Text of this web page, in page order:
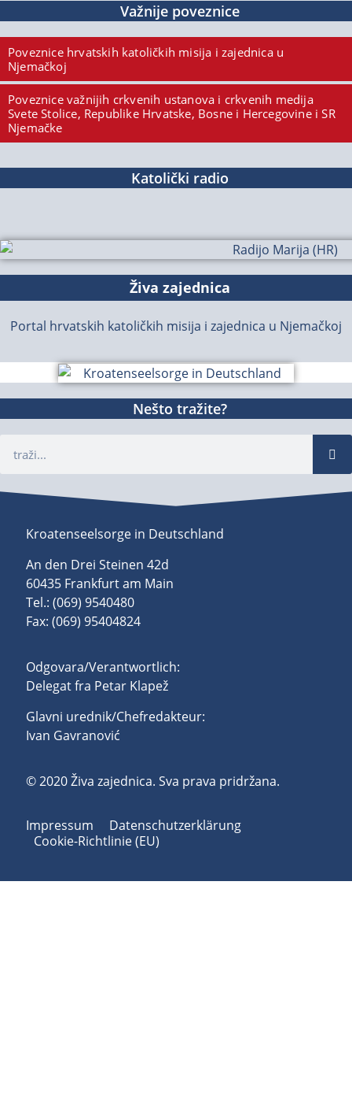
Važnije poveznice
Poveznice hrvatskih katoličkih misija i zajednica u
Njemačkoj
Poveznice važnijih crkvenih ustanova i crkvenih medija
Svete Stolice, Republike Hrvatske, Bosne i Hercegovine i SR
Njemačke
Katolički radio
Živa zajednica
Portal hrvatskih katoličkih misija i zajednica u Njemačkoj
Nešto tražite?
Kroatenseelsorge in Deutschland
An den Drei Steinen 42d
60435 Frankfurt am Main
Tel.: (069) 9540480
Fax: (069) 95404824
Odgovara/Verantwortlich:
Delegat fra Petar Klapež
Glavni urednik/Chefredakteur:
Ivan Gavranović
© 2020 Živa zajednica. Sva prava pridržana.
Impressum
Datenschutzerklärung
Cookie-Richtlinie (EU)